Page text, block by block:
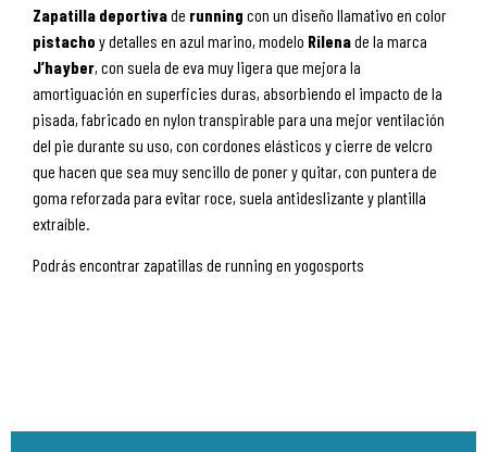
Zapatilla deportivade running con un diseño llamativo en color
pistacho y detalles en azul marino, modelo Rilenade la marca
J’hayber, con suela de eva muy ligera que mejora la
amortiguación en superficies duras, absorbiendo el impacto de la
pisada, fabricado en nylon transpirable para una mejor ventilación
del pie durante su uso, con cordones elásticos y cierre de velcro
que hacen que sea muy sencillo de poner y quitar, con puntera de
goma reforzada para evitar roce, suela antideslizante y plantilla
extraíble.
Podrás encontrar zapatillas de running en yogosports